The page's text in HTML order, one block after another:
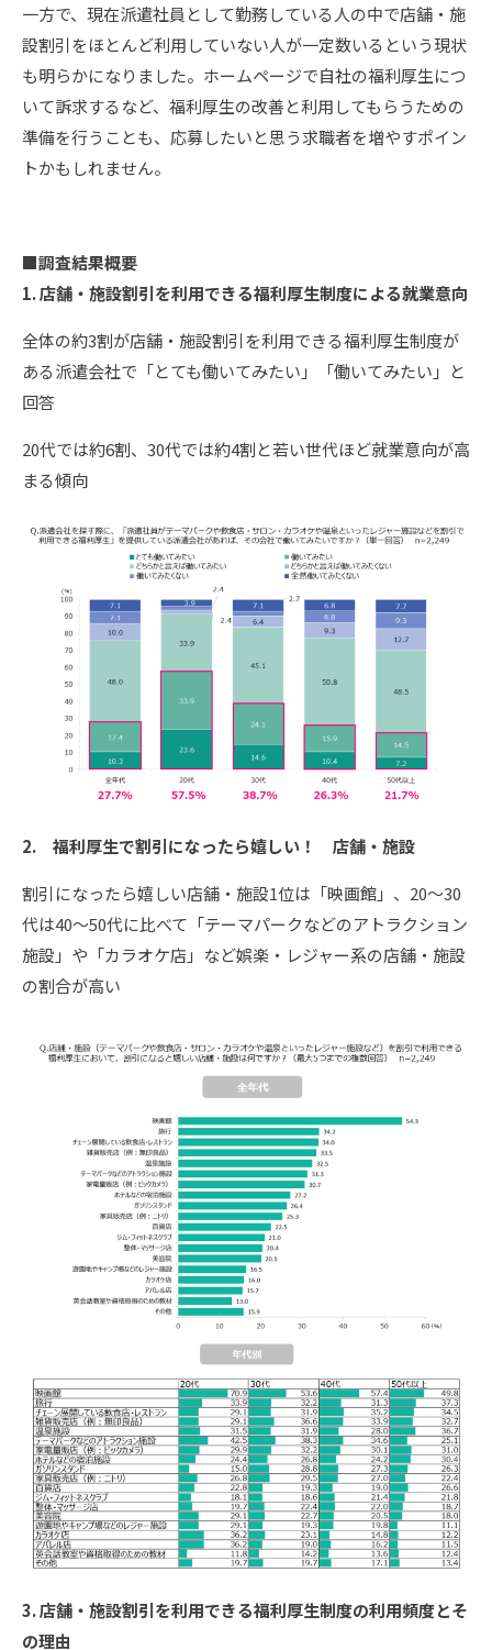
一方で、現在派遣社員として勤務している人の中で店舗・施
設割引をほとんど利用していない人が一定数いるという現状
も明らかになりました。ホームページで自社の福利厚生につ
いて訴求するなど、福利厚生の改善と利用してもらうための
準備を行うことも、応募したいと思う求職者を増やすポイン
トかもしれません。
■調査結果概要
1. 店舗・施設割引を利用できる福利厚生制度による就業意向
全体の約3割が店舗・施設割引を利用できる福利厚生制度が
ある派遣会社で「とても働いてみたい」「働いてみたい」と
回答
20代では約6割、30代では約4割と若い世代ほど就業意向が高
まる傾向
2. 福利厚生で割引になったら嬉しい！ 店舗・施設
割引になったら嬉しい店舗・施設1位は「映画館」、20～30
代は40～50代に比べて「テーマパークなどのアトラクション
施設」や「カラオケ店」など娯楽・レジャー系の店舗・施設
の割合が高い
3.店舗・施設割引を利用できる福利厚生制度の利用頻度とそ
の理由